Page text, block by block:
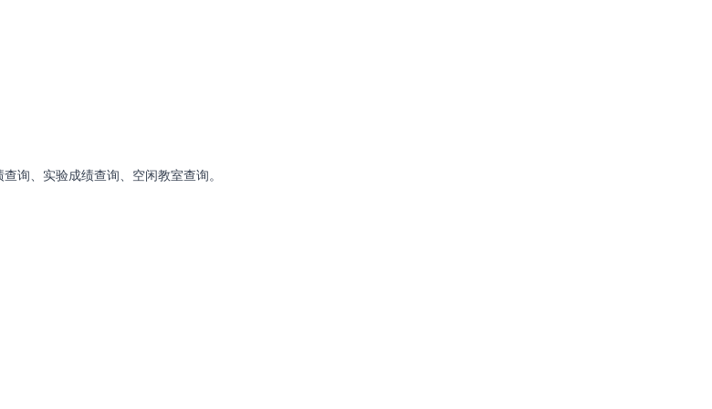
询、实验成绩查询、空闲教室查询。